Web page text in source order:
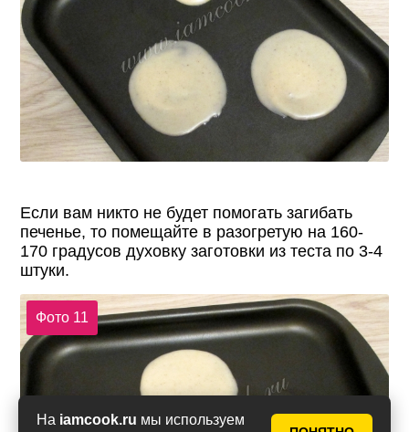
На iamcook.ru мы используем
Если вам никто не будет помогать загибать
печенье, то помещайте в разогретую на 160-
170 градусов духовку заготовки из теста по 3-4
штуки.
Фото 11